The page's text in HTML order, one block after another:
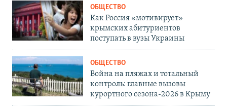
ОБЩЕСТВО
Как Россия «мотивирует»
крымских абитуриентов
поступать в вузы Украины
ОБЩЕСТВО
Война на пляжах и тотальный
контроль: главные вызовы
курортного сезона-2026 в Крыму